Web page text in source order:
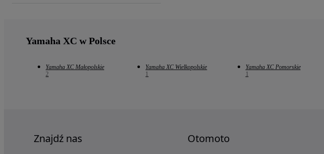
Yamaha XC w Polsce
Yamaha XC Małopolskie
2
Yamaha XC Wielkopolskie
1
Yamaha XC Pomorskie
1
Znajdź nas Otomoto